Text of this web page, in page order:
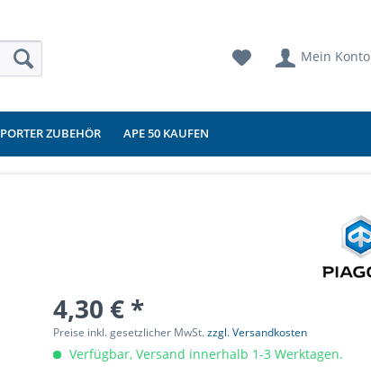
Mein Konto
PORTER ZUBEHÖR APE 50 KAUFEN
4,30 € *
Preise inkl. gesetzlicher MwSt.zzgl. Versandkosten
Verfügbar, Versand innerhalb 1-3 Werktagen.